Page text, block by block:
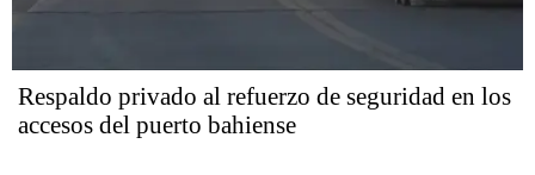
Respaldo privado al refuerzo de seguridad en los
accesos del puerto bahiense